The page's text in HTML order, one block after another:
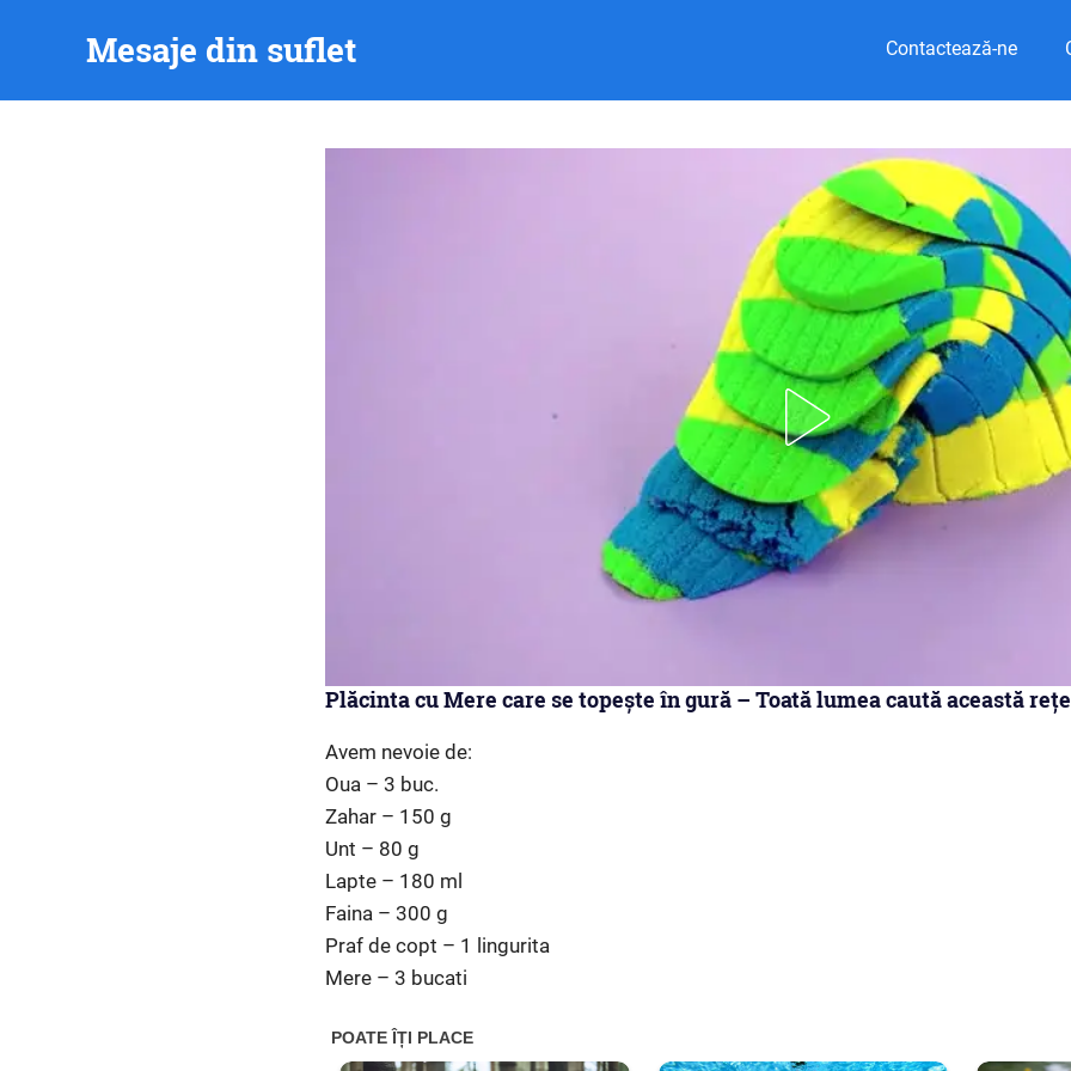
Mesaje din suflet Contactează-ne
Plăcinta cu Mere care se topește în gură – Toată lumea caută această
Avem nevoie de:
Oua – 3 buc.
Zahar – 150 g
Unt – 80 g
Lapte – 180 ml
Faina – 300 g
Praf de copt – 1 lingurita
Mere – 3 bucati